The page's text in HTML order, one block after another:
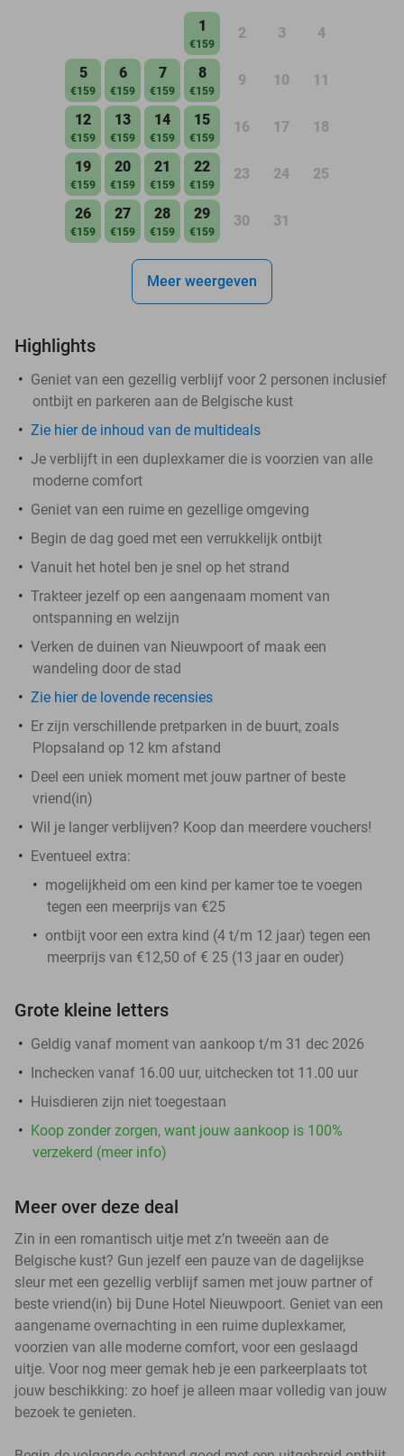
1
€159
2 3 4
5
€159
6
€159
7
€159
8
€159
9 10 11
12
€159
13
€159
14
€159
15
€159
16 17 18
19
€159
20
€159
21
€159
22
€159
23 24 25
26
€159
27
€159
28
€159
29
€159
30 31
Meer weergeven
Highlights
Geniet van een gezellig verblijf voor 2 personen inclusief
ontbijt en parkeren aan de Belgische kust
Zie hier de inhoud van de multideals
Je verblijft in een duplexkamer die is voorzien van alle
moderne comfort
Geniet van een ruime en gezellige omgeving
Begin de dag goed met een verrukkelijk ontbijt
Vanuit het hotel ben je snel op het strand
Trakteer jezelf op een aangenaam moment van
ontspanning en welzijn
Verken de duinen van Nieuwpoort of maak een
wandeling door de stad
Zie hier de lovende recensies
Er zijn verschillende pretparken in de buurt, zoals
Plopsaland op 12 km afstand
Deel een uniek moment met jouw partner of beste
vriend(in)
Wil je langer verblijven? Koop dan meerdere vouchers!
Eventueel extra:
mogelijkheid om een kind per kamer toe te voegen
tegen een meerprijs van €25
ontbijt voor een extra kind (4 t/m 12 jaar) tegen een
meerprijs van €12,50 of € 25 (13 jaar en ouder)
Grote kleine letters
Geldig vanaf moment van aankoop t/m 31 dec 2026
Inchecken vanaf 16.00 uur, uitchecken tot 11.00 uur
Huisdieren zijn niet toegestaan
Koop zonder zorgen, want jouw aankoop is 100%
verzekerd (meer info)
Meer over deze deal
Zin in een romantisch uitje met z’n tweeën aan de
Belgische kust? Gun jezelf een pauze van de dagelijkse
sleur met een gezellig verblijf samen met jouw partner of
beste vriend(in) bij Dune Hotel Nieuwpoort. Geniet van een
aangename overnachting in een ruime duplexkamer,
voorzien van alle moderne comfort, voor een geslaagd
uitje. Voor nog meer gemak heb je een parkeerplaats tot
jouw beschikking: zo hoef je alleen maar volledig van jouw
bezoek te genieten.